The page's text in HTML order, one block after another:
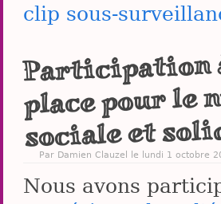
clip sous-
Participation
place pour le
sociale et
Par Damien Clauzel le lundi 1 octobre
Nous avons